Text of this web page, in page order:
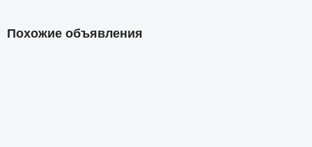
Похожие объявления